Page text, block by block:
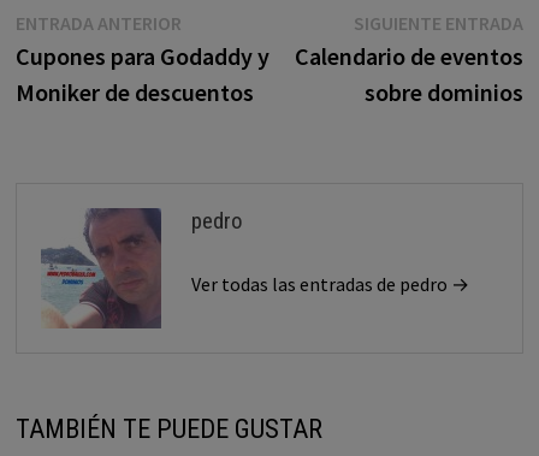
Navegación
de
ENTRADA ANTERIOREntrada
anterior:
Cupones para Godaddy y
Moniker de descuentos
SIGUIENTE ENTRADA
Calendario de eventos
sobre dominios
pedro
Ver todas las entradas de pedro →
TAMBIÉN TE PUEDE GUSTAR